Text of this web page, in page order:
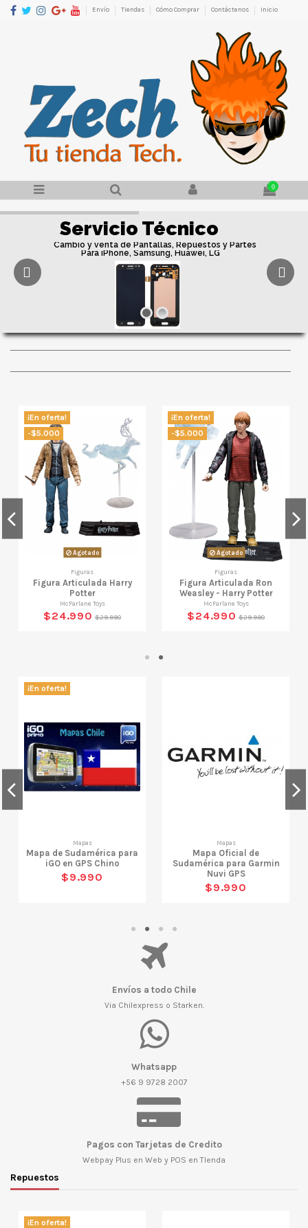
Envío Tiendas Cómo Comprar Contáctenos Inicio
0
Servicio Técnico
Cambio y venta de Pantallas, Repuestos y Partes
Para iPhone, Samsung, Huawei, LG
¡En oferta!
-$5.000
Agotado
Figuras
Figura Articulada Harry
Potter
McFarlane Toys
$24.990 $29.990
¡En oferta!
-$5.000
Agotado
Figuras
Figura Articulada Ron
Weasley - Harry Potter
McFarlane Toys
$24.990 $29.990
¡En oferta!
Mapas
Mapa de Sudamérica para
iGO en GPS Chino
$9.990
Mapas
Mapa Oficial de
Sudamérica para Garmin
Nuvi GPS
$9.990
Envíos a todo Chile
Via Chilexpress o Starken.
Whatsapp
+56 9 9728 2007
Pagos con Tarjetas de Credito
Webpay Plus en Web y POS en TIenda
Repuestos
¡En oferta!